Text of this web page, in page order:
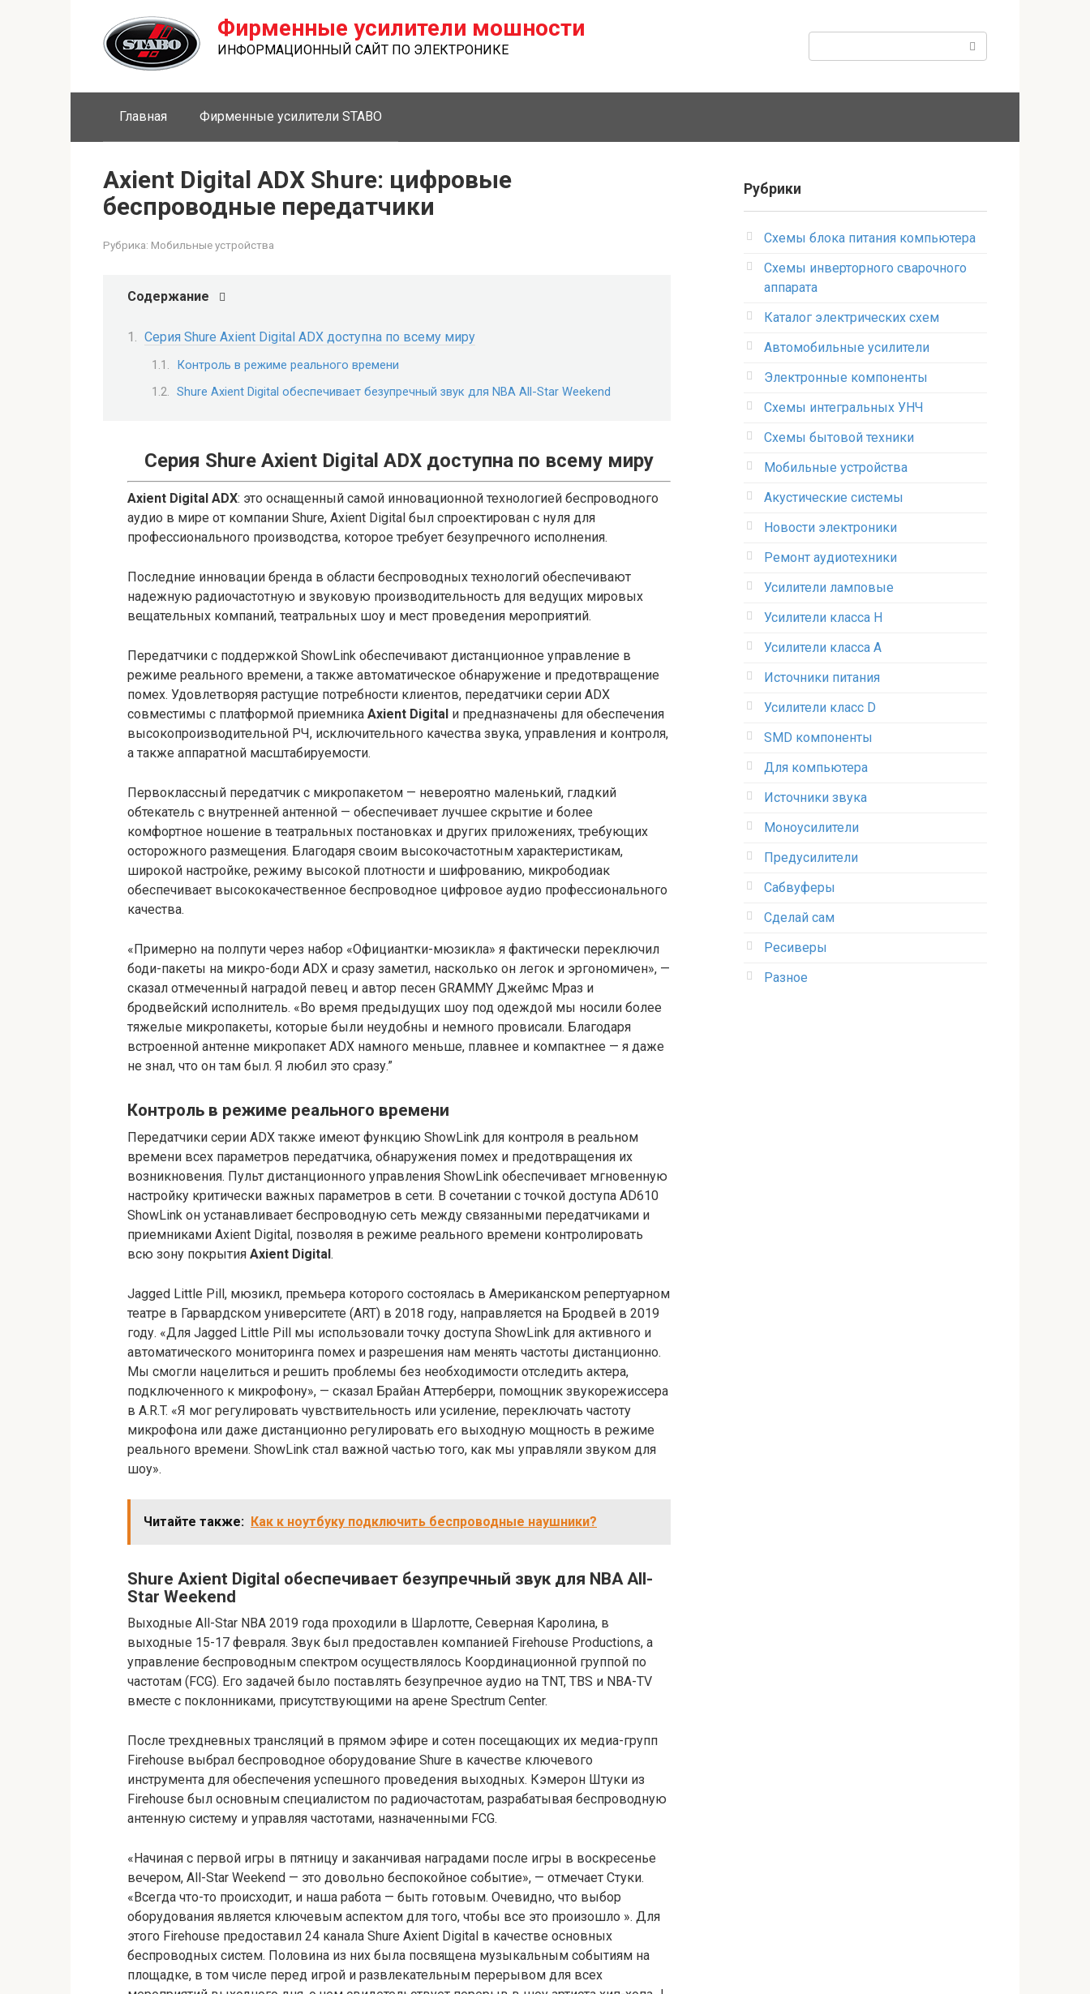
Фирменные усилители мошности
ИНФОРМАЦИОННЫЙ САЙТ ПО ЭЛЕКТРОНИКЕ
Главная Фирменные усилители STABO
Axient Digital ADX Shure: цифровые
беспроводные передатчики
Рубрика: Мобильные устройства
Содержание
Серия Shure Axient Digital ADX доступна по всему миру
Контроль в режиме реального времени
Shure Axient Digital обеспечивает безупречный звук для NBA All-Star Weekend
Серия Shure Axient Digital ADX доступна по всему миру
Axient Digital ADX: это оснащенный самой инновационной технологией беспроводного
аудио в мире от компании Shure, Axient Digital был спроектирован с нуля для
профессионального производства, которое требует безупречного исполнения.
Последние инновации бренда в области беспроводных технологий обеспечивают
надежную радиочастотную и звуковую производительность для ведущих мировых
вещательных компаний, театральных шоу и мест проведения мероприятий.
Передатчики с поддержкой ShowLink обеспечивают дистанционное управление в
режиме реального времени, а также автоматическое обнаружение и предотвращение
помех. Удовлетворяя растущие потребности клиентов, передатчики серии ADX
совместимы с платформой приемника Axient Digital и предназначены для обеспечения
высокопроизводительной РЧ, исключительного качества звука, управления и контроля,
а также аппаратной масштабируемости.
Первоклассный передатчик с микропакетом — невероятно маленький, гладкий
обтекатель с внутренней антенной — обеспечивает лучшее скрытие и более
комфортное ношение в театральных постановках и других приложениях, требующих
осторожного размещения. Благодаря своим высокочастотным характеристикам,
широкой настройке, режиму высокой плотности и шифрованию, микрободиак
обеспечивает высококачественное беспроводное цифровое аудио профессионального
качества.
«Примерно на полпути через набор «Официантки-мюзикла» я фактически переключил
боди-пакеты на микро-боди ADX и сразу заметил, насколько он легок и эргономичен», —
сказал отмеченный наградой певец и автор песен GRAMMY Джеймс Мраз и
бродвейский исполнитель. «Во время предыдущих шоу под одеждой мы носили более
тяжелые микропакеты, которые были неудобны и немного провисали. Благодаря
встроенной антенне микропакет ADX намного меньше, плавнее и компактнее — я даже
не знал, что он там был. Я любил это сразу.”
Контроль в режиме реального времени
Передатчики серии ADX также имеют функцию ShowLink для контроля в реальном
времени всех параметров передатчика, обнаружения помех и предотвращения их
возникновения. Пульт дистанционного управления ShowLink обеспечивает мгновенную
настройку критически важных параметров в сети. В сочетании с точкой доступа AD610
ShowLink он устанавливает беспроводную сеть между связанными передатчиками и
приемниками Axient Digital, позволяя в режиме реального времени контролировать
всю зону покрытия Axient Digital.
Jagged Little Pill, мюзикл, премьера которого состоялась в Американском репертуарном
театре в Гарвардском университете (ART) в 2018 году, направляется на Бродвей в 2019
году. «Для Jagged Little Pill мы использовали точку доступа ShowLink для активного и
автоматического мониторинга помех и разрешения нам менять частоты дистанционно.
Мы смогли нацелиться и решить проблемы без необходимости отследить актера,
подключенного к микрофону», — сказал Брайан Аттерберри, помощник звукорежиссера
в A.R.T. «Я мог регулировать чувствительность или усиление, переключать частоту
микрофона или даже дистанционно регулировать его выходную мощность в режиме
реального времени. ShowLink стал важной частью того, как мы управляли звуком для
шоу».
Читайте также: Как к ноутбуку подключить беспроводные наушники?
Shure Axient Digital обеспечивает безупречный звук для NBA All-
Star Weekend
Выходные All-Star NBA 2019 года проходили в Шарлотте, Северная Каролина, в
выходные 15-17 февраля. Звук был предоставлен компанией Firehouse Productions, а
управление беспроводным спектром осуществлялось Координационной группой по
частотам (FCG). Его задачей было поставлять безупречное аудио на TNT, TBS и NBA-TV
вместе с поклонниками, присутствующими на арене Spectrum Center.
После трехдневных трансляций в прямом эфире и сотен посещающих их медиа-групп
Firehouse выбрал беспроводное оборудование Shure в качестве ключевого
инструмента для обеспечения успешного проведения выходных. Кэмерон Штуки из
Firehouse был основным специалистом по радиочастотам, разрабатывая беспроводную
антенную систему и управляя частотами, назначенными FCG.
«Начиная с первой игры в пятницу и заканчивая наградами после игры в воскресенье
вечером, All-Star Weekend — это довольно беспокойное событие», — отмечает Стуки.
«Всегда что-то происходит, и наша работа — быть готовым. Очевидно, что выбор
оборудования является ключевым аспектом для того, чтобы все это произошло ». Для
этого Firehouse предоставил 24 канала Shure Axient Digital в качестве основных
беспроводных систем. Половина из них была посвящена музыкальным событиям на
площадке, в том числе перед игрой и развлекательным перерывом для всех
Рубрики
Схемы блока питания компьютера
Схемы инверторного сварочного
аппарата
Каталог электрических схем
Автомобильные усилители
Электронные компоненты
Схемы интегральных УНЧ
Схемы бытовой техники
Мобильные устройства
Акустические системы
Новости электроники
Ремонт аудиотехники
Усилители ламповые
Усилители класса H
Усилители класса А
Источники питания
Усилители класс D
SMD компоненты
Для компьютера
Источники звука
Моноусилители
Предусилители
Сабвуферы
Сделай сам
Ресиверы
Разное